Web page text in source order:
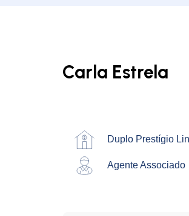
Carla Estrela
Duplo Prestígio
Agente Associado